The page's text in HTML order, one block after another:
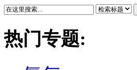
热门专题: